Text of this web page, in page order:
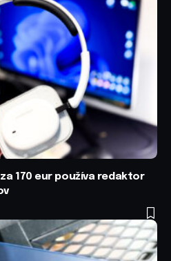
170 eur používa redaktor